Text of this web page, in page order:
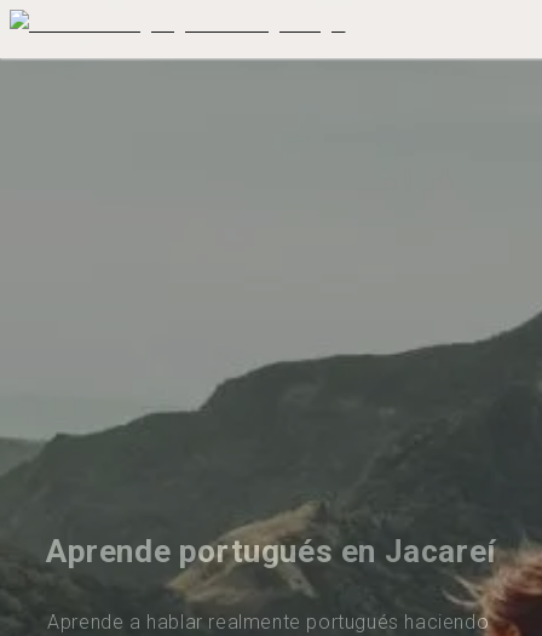
Aprende portugués en Jacareí
Aprende a hablar realmente portugués haciendo